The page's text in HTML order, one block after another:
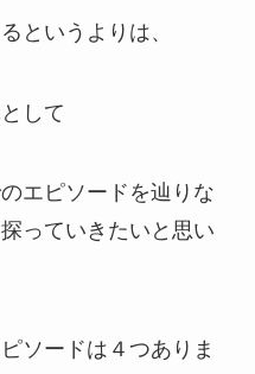
というよりは、
して
エピソードを辿りな
っていきたいと思い
ソードは４つありま